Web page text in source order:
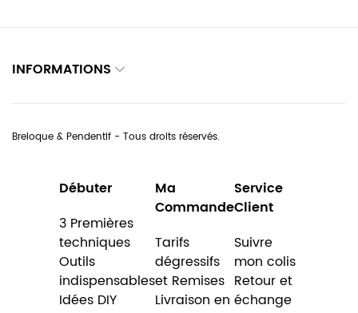
INFORMATIONS
Breloque & Pendentif - Tous droits réservés.
Débuter
3 Premières
techniques
Outils
indispensables
Idées DIY
Ma
Commande
Tarifs
dégressifs
et Remises
Livraison en
Service
Client
Suivre
mon colis
Retour et
échange